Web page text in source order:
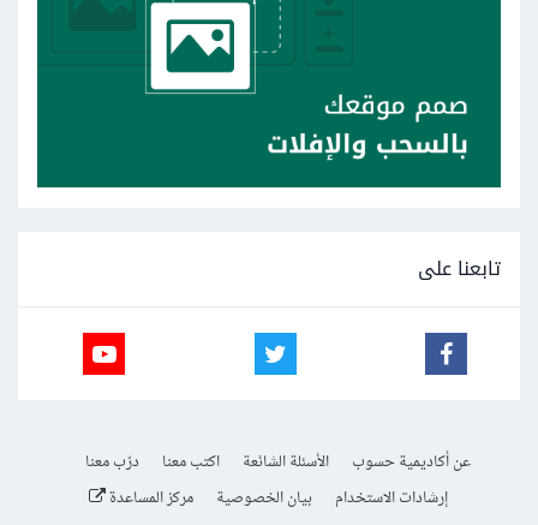
تابعنا على
عن أكاديمية حسوب الأسئلة الشائعة اكتب معنا
درّب معنا
إرشادات الاستخدام
بيان الخصوصية مركز المساعدة